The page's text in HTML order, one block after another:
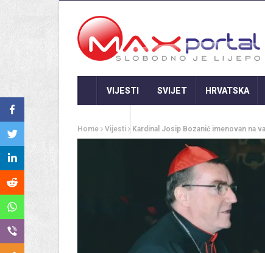
VIJESTI SVIJET HRVATSKA
Home Vijesti Kardinal Josip Bozanić imenovan na